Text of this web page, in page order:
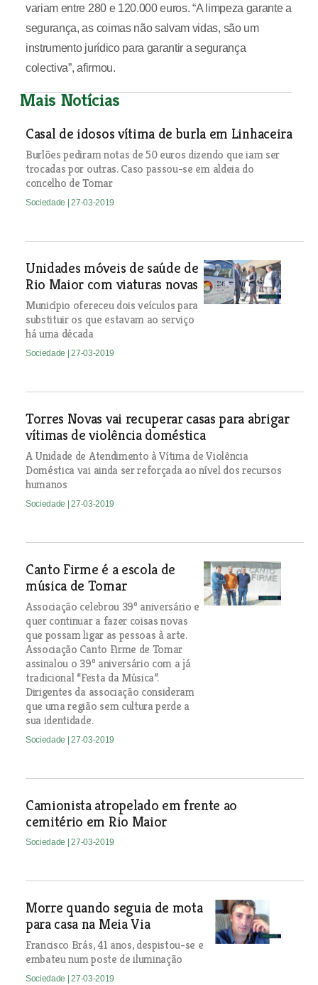
variam entre 280 e 120.000 euros. “A limpeza garante a
segurança, as coimas não salvam vidas, são um
instrumento jurídico para garantir a segurança
colectiva”, afirmou.
Mais Notícias
Casal de idosos vítima de burla em Linhaceira
Burlões pediram notas de 50 euros dizendo que iam ser
trocadas por outras. Caso passou-se em aldeia do
concelho de Tomar
Sociedade | 27-03-2019
Unidades móveis de saúde de
Rio Maior com viaturas novas
Município ofereceu dois veículos para
substituir os que estavam ao serviço
há uma década
Sociedade | 27-03-2019
Torres Novas vai recuperar casas para abrigar
vítimas de violência doméstica
A Unidade de Atendimento à Vítima de Violência
Doméstica vai ainda ser reforçada ao nível dos recursos
humanos
Sociedade | 27-03-2019
Canto Firme é a escola de
música de Tomar
Associação celebrou 39º aniversário e
quer continuar a fazer coisas novas
que possam ligar as pessoas à arte.
Associação Canto Firme de Tomar
assinalou o 39º aniversário com a já
tradicional “Festa da Música”.
Dirigentes da associação consideram
que uma região sem cultura perde a
sua identidade.
Sociedade | 27-03-2019
Camionista atropelado em frente ao
cemitério em Rio Maior
Sociedade | 27-03-2019
Morre quando seguia de mota
para casa na Meia Via
Francisco Brás, 41 anos, despistou-se e
embateu num poste de iluminação
Sociedade | 27-03-2019